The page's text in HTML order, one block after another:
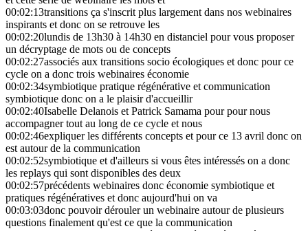
00:02:13transitions ça s'inscrit plus largement dans nos webinaires
inspirants et donc on se retrouve les
00:02:20lundis de 13h30 à 14h30 en distanciel pour vous proposer
un décryptage de mots ou de concepts
00:02:27associés aux transitions socio écologiques et donc pour ce
cycle on a donc trois webinaires économie
00:02:34symbiotique pratique régénérative et communication
symbiotique donc on a le plaisir d'accueillir
00:02:40Isabelle Delanois et Patrick Samama pour pour nous
accompagner tout au long de ce cycle et nous
00:02:46expliquer les différents concepts et pour ce 13 avril donc on
est autour de la communication
00:02:52symbiotique et d'ailleurs si vous êtes intéressés on a donc
les replays qui sont disponibles des deux
00:02:57précédents webinaires donc économie symbiotique et
pratiques régénératives et donc aujourd'hui on va
00:03:03donc pouvoir dérouler un webinaire autour de plusieurs
questions finalement qu'est ce que la communication